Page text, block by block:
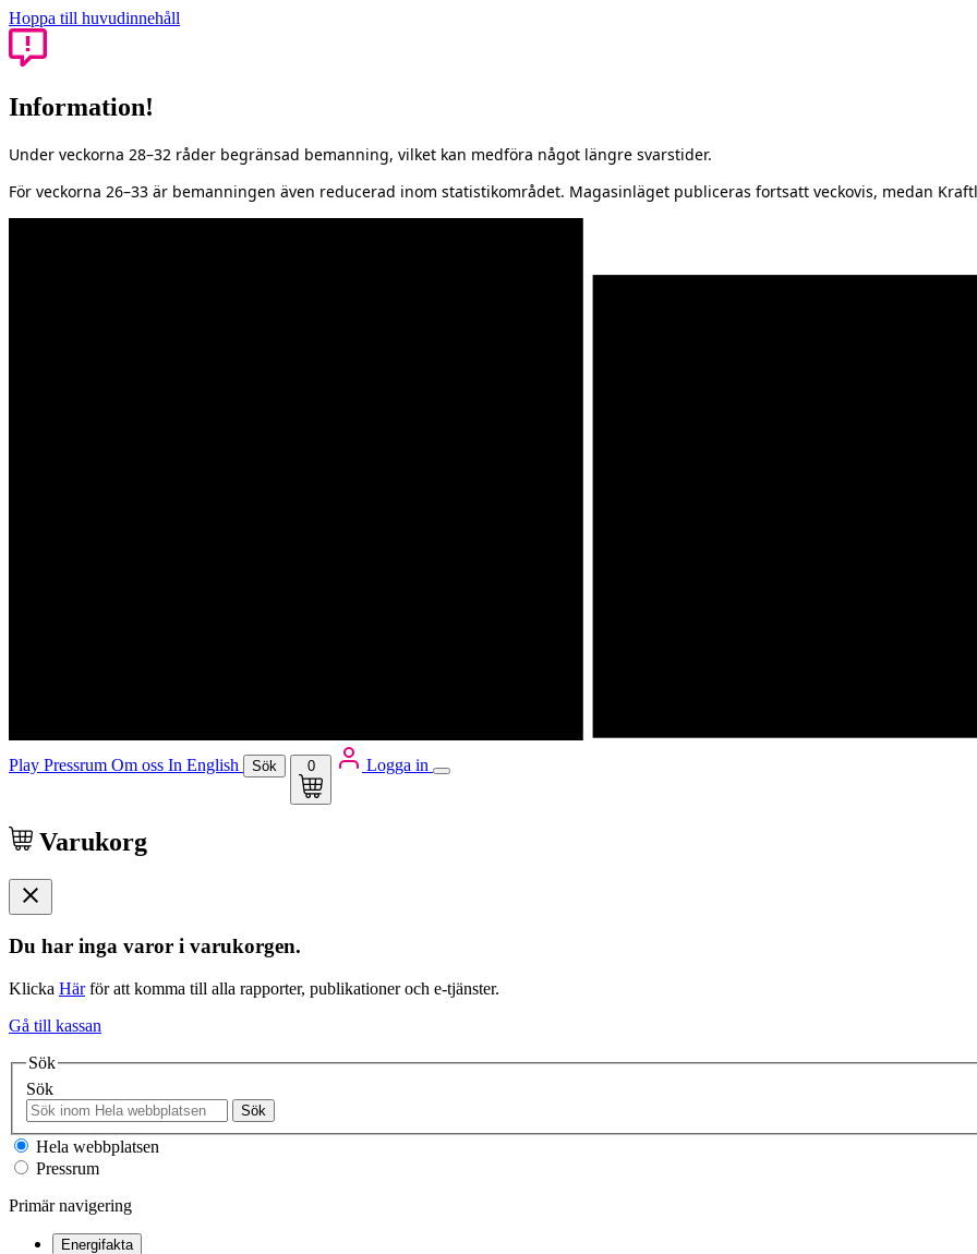
Hoppa till huvudinnehåll
Information!
Under veckorna 28–32 råder begränsad bemanning, vilket kan medföra något längre svarstider.
För veckorna 26–33 är bemanningen även reducerad inom statistikområdet. Magasinläget publiceras fortsatt veckovis, medan
Play Pressrum Om oss In English Sök 0 Logga in
Varukorg
Du har inga varor i varukorgen.
Klicka Härför att komma till alla rapporter, publikationer och e-tjänster.
Gå till kassan
Sök
Sök
Sök
Hela webbplatsen
Pressrum
Primär navigering
Energifakta